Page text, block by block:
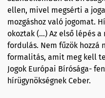
ellen, mivel megsérti a
mozgáshoz való jogomat.
okoztak (…) Az első lépés
fordulás. Nem fűzök hozzá
formalitás, amit meg kell
Jogok Európai Bírósága-
hírügynökségnek Ceber.